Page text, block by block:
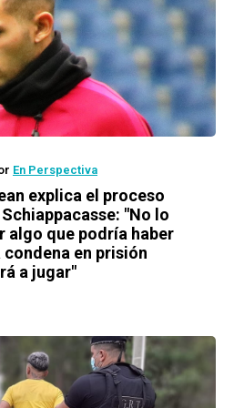
En Perspectiva
explica el proceso
"No lo
algo que podría haber
en prisión
a jugar"